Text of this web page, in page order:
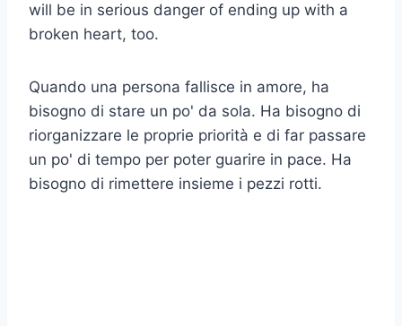
will be in serious danger of ending up with a
broken heart, too.
Quando una persona fallisce in amore, ha
bisogno di stare un po' da sola. Ha bisogno di
riorganizzare le proprie priorità e di far passare
un po' di tempo per poter guarire in pace. Ha
bisogno di rimettere insieme i pezzi rotti.